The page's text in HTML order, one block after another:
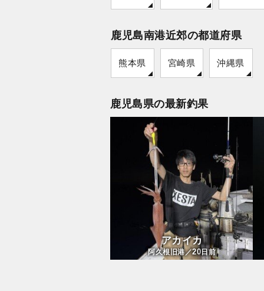
鹿児島南港近郊の都道府県
熊本県 宮崎県 沖縄県
鹿児島県の最新釣果
アカイカ
阿久根旧港／20日前